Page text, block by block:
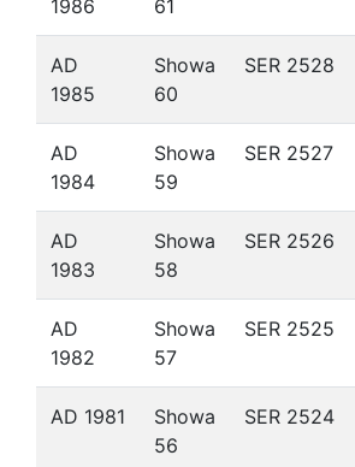
1986
61
AD
1985
Showa
60
SER 2528
AD
1984
Showa
59
SER 2527
AD
1983
Showa
58
SER 2526
AD
1982
Showa
57
SER 2525
AD 1981
Showa
56
SER 2524